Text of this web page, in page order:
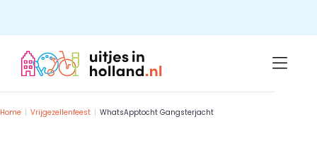
content
Home Vrijgezellenfeest WhatsApptocht Gangsterjacht